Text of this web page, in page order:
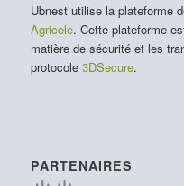
Ubnest utilise la plateforme
Agricole. Cette plateforme
matière de sécurité et les
protocole 3DSecure.
PARTENAIRES